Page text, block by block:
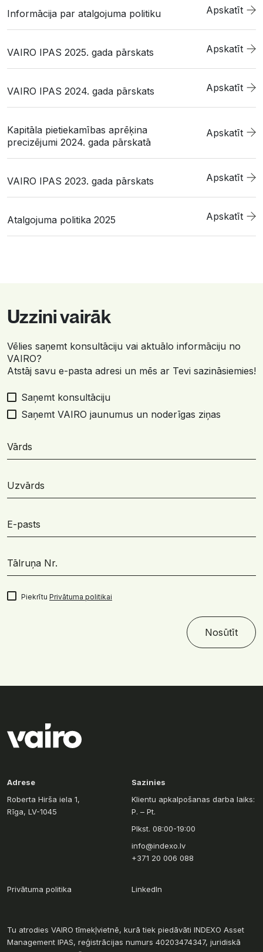
Informācija par atalgojuma politiku Apskatīt
VAIRO IPAS 2025. gada pārskats Apskatīt
VAIRO IPAS 2024. gada pārskats Apskatīt
Kapitāla pietiekamības aprēķina
precizējumi 2024. gada pārskatā
Apskatīt
VAIRO IPAS 2023. gada pārskats Apskatīt
Atalgojuma politika 2025 Apskatīt
Uzzini vairāk
Vēlies saņemt konsultāciju vai aktuālo informāciju no
VAIRO?
Atstāj savu e-pasta adresi un mēs ar Tevi sazināsiemies!
Saņemt konsultāciju
Saņemt VAIRO jaunumus un noderīgas ziņas
Piekrītu Privātuma politikai
Nosūtīt
Adrese
Roberta Hirša iela 1,
Rīga, LV-1045
Sazinies
Klientu apkalpošanas darba laiks:
P. – Pt.
Plkst. 08:00-19:00
info@indexo.lv
+371 20 006 088
Privātuma politika LinkedIn
Tu atrodies VAIRO tīmekļvietnē, kurā tiek piedāvāti INDEXO Asset
Management IPAS, reģistrācijas numurs 40203474347, juridiskā